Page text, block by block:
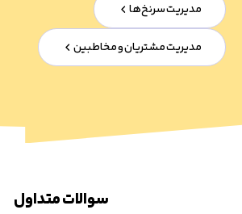
مدیریت سرنخ‌ها
مدیریت مشتریان و مخاطبین
سوالات متداول